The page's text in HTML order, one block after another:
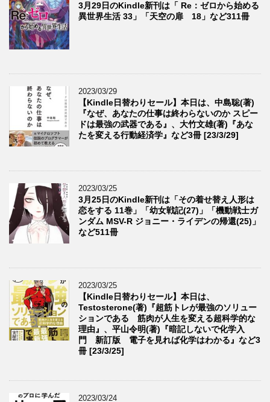
3月29日のKindle新刊は「 Re：ゼロから始める
異世界生活 33」「天空の扉 18」など311冊
2023/03/29
【Kindle日替わりセール】本日は、中島聡(著)
『なぜ、あなたの仕事は終わらないのか スピー
ドは最強の武器である』、大竹文雄(著)『あな
たを変える行動経済学』など3冊 [23/3/29]
2023/03/25
3月25日のKindle新刊は「その着せ替え人形は
恋をする 11巻」「幼女戦記(27)」「機動戦士ガ
ンダム MSV-R ジョニー・ライデンの帰還(25)」
など511冊
2023/03/25
【Kindle日替わりセール】本日は、
Testosterone(著)『超筋トレが最強のソリュー
ションである 筋肉が人生を変える超科学的な
理由』、平山令明(著)『暗記しないで化学入
門 新訂版 電子を見れば化学はわかる』など3
冊 [23/3/25]
2023/03/24